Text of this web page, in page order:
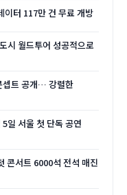
이터 117만 건 무료 개방
시 월드투어 성공적으로
셉트 공개… 강렬한
일 서울 첫 단독 공연
콘서트 6000석 전석 매진